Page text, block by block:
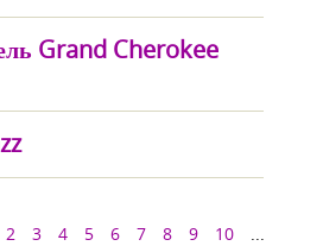
Grand Cherokee
2 3 4 5 6 7 8 9 10
...